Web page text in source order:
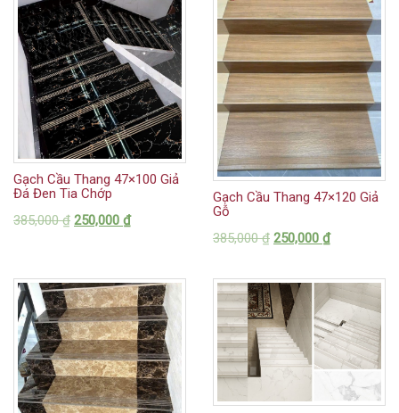
Gạch Cầu Thang 47×100 Giả
Đá Đen Tia Chớp
385,000₫ 250,000 ₫
Gạch Cầu Thang 47×120 Giả
Gỗ
385,000₫ 250,000 ₫